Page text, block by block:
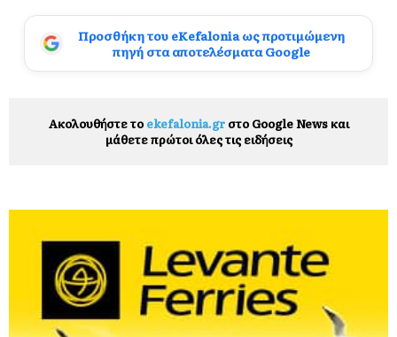
Προσθήκη του eKefalonia ως προτιμώμενη
πηγή στα αποτελέσματα Google
Ακολουθήστε το ekefalonia.grστο Google News και
μάθετε πρώτοι όλες τις ειδήσεις